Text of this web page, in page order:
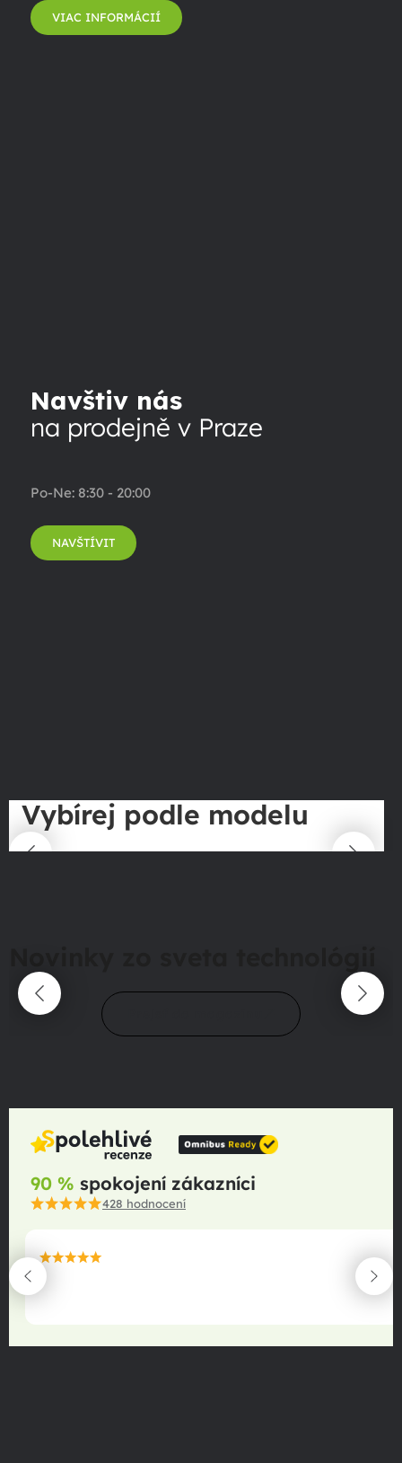
VIAC INFORMÁCIÍ
Navštiv nás
na prodejně v Praze
Po-Ne: 8:30 - 20:00
NAVŠTÍVIT
Vybírej podle modelu
90 % spokojení zákazníci
428 hodnocení
maximální spokojenost
22.06.2025